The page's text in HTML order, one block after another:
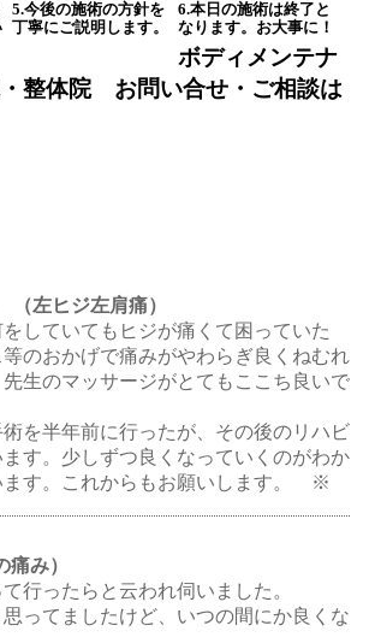
5.今後の施術の方針を
丁寧にご説明します。
6.本日の施術は終了と
なります。お大事に！
ボディメンテナ
整体院 お問い合せ・ご相談は
左ヒジ左肩痛）
していてもヒジが痛くて困っていた
のおかげで痛みがやわらぎ良くねむれ
生のマッサージがとてもここち良いで
を半年前に行ったが、その後のリハビ
す。少しずつ良くなっていくのがわか
ます。これからもお願いします。 ※
み）
行ったらと云われ伺いました。
ってましたけど、いつの間にか良くな